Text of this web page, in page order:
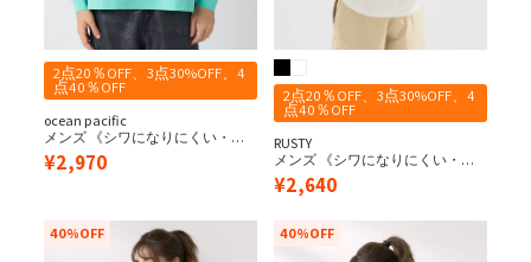
2点20％OFF、3点30%OFF、4
点40％OFF
ocean pacific
メンズ 《シワになりにくい・軽
量速乾・UPF50+≫ペアテックス
水陸両用 長袖Tシャツ
¥2,970
2点20％OFF、3点30%OFF、4
点40％OFF
RUSTY
メンズ 《シワになりにくい・軽
量速乾・UPF50+≫ 水陸両用 ペア
テックス バッグニコちゃんロゴ
¥2,640
40%OFF 40%OFF